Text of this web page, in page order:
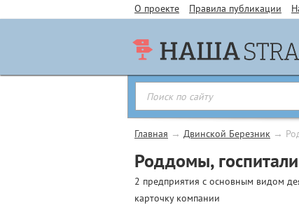
О проекте Правила публикации
Главная → Двинской Березник →
Роддомы,
2 предприятия с основным видом
карточку компании